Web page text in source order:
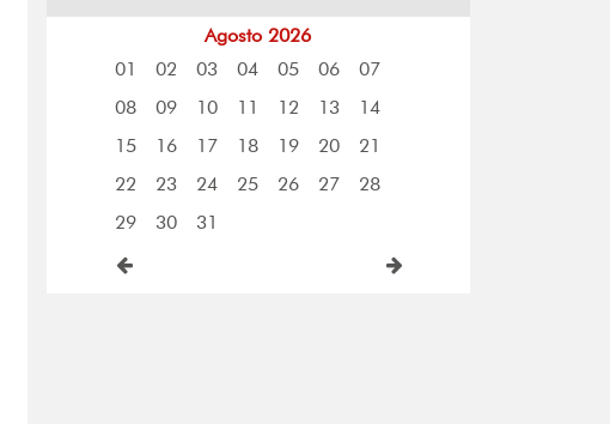
Agosto 2026
01
02 03 04 05 06
07
08
09 10 11 12 13
14
15
16 17 18 19 20
21
22
23 24 25 26 27
28
29
30 31